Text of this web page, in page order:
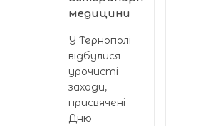
медицини
У Тернополі
відбулися
урочисті
заходи,
присвячені
Дню